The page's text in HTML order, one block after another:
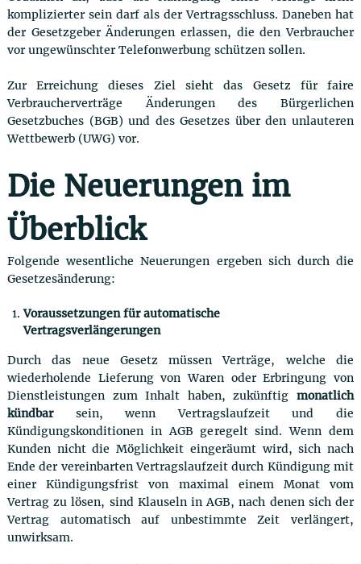
komplizierter sein darf als der Vertragsschluss. Daneben hat
der Gesetzgeber Änderungen erlassen, die den Verbraucher
vor ungewünschter Telefonwerbung schützen sollen.
Zur Erreichung dieses Ziel sieht das Gesetz für faire
Verbraucherverträge Änderungen des Bürgerlichen
Gesetzbuches (BGB) und des Gesetzes über den unlauteren
Wettbewerb (UWG) vor.
Die Neuerungen im
Überblick
Folgende wesentliche Neuerungen ergeben sich durch die
Gesetzesänderung:
Voraussetzungen für automatische
Vertragsverlängerungen
Durch das neue Gesetz müssen Verträge, welche die
wiederholende Lieferung von Waren oder Erbringung von
Dienstleistungen zum Inhalt haben, zukünftigmonatlich
kündbarsein, wenn Vertragslaufzeit und die
Kündigungskonditionen in AGB geregelt sind. Wenn dem
Kunden nicht die Möglichkeit eingeräumt wird, sich nach
Ende der vereinbarten Vertragslaufzeit durch Kündigung mit
einer Kündigungsfrist von maximal einem Monat vom
Vertrag zu lösen, sind Klauseln in AGB, nach denen sich der
Vertrag automatisch auf unbestimmte Zeit verlängert,
unwirksam.